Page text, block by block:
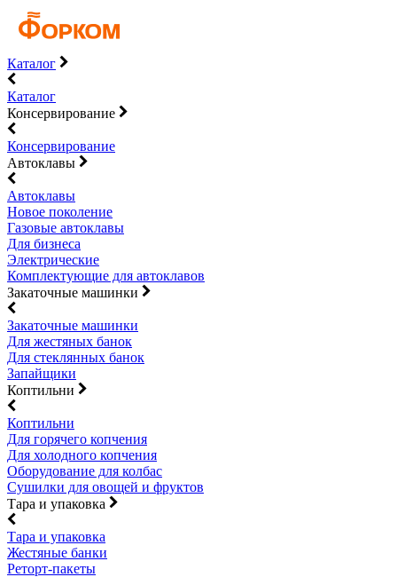
Каталог
Каталог
Консервирование
Консервирование
Автоклавы
Автоклавы
Новое поколение
Газовые автоклавы
Для бизнеса
Электрические
Комплектующие для автоклавов
Закаточные машинки
Закаточные машинки
Для жестяных банок
Для стеклянных банок
Запайщики
Коптильни
Коптильни
Для горячего копчения
Для холодного копчения
Оборудование для колбас
Сушилки для овощей и фруктов
Тара и упаковка
Тара и упаковка
Жестяные банки
Реторт-пакеты